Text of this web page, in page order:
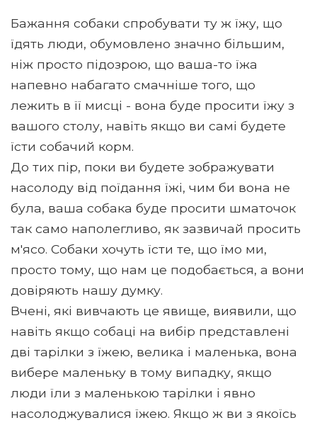
Бажання собаки спробувати ту ж їжу, що
їдять люди, обумовлено значно більшим,
ніж просто підозрою, що ваша-то їжа
напевно набагато смачніше того, що
лежить в її мисці - вона буде просити їжу з
вашого столу, навіть якщо ви самі будете
їсти собачий корм.
До тих пір, поки ви будете зображувати
насолоду від поїдання їжі, чим би вона не
була, ваша собака буде просити шматочок
так само наполегливо, як зазвичай просить
м'ясо. Собаки хочуть їсти те, що їмо ми,
просто тому, що нам це подобається, а вони
довіряють нашу думку.
Вчені, які вивчають це явище, виявили, що
навіть якщо собаці на вибір представлені
дві тарілки з їжею, велика і маленька, вона
вибере маленьку в тому випадку, якщо
люди їли з маленькою тарілки і явно
насолоджувалися їжею. Якщо ж ви з якоїсь